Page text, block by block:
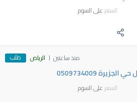
السعر على السوم
منذ ساعتين الرياض طلب
0509734009
السعر على السوم